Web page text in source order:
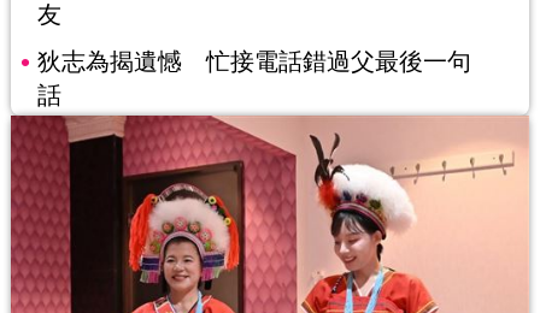
友
狄志為揭遺憾 忙接電話錯過父最後一句
話